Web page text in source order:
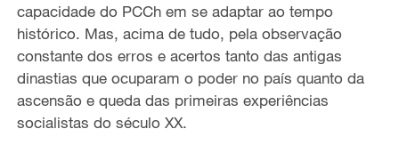
capacidade do PCCh em se adaptar ao tempo
histórico. Mas, acima de tudo, pela observação
constante dos erros e acertos tanto das antigas
dinastias que ocuparam o poder no país quanto da
ascensão e queda das primeiras experiências
socialistas do século XX.